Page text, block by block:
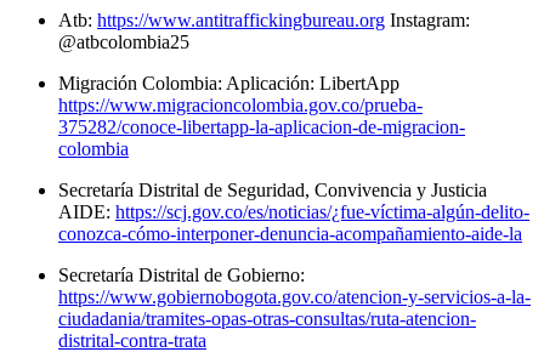
Atb: https://www.antitraffickingbureau.org Instagram:
@atbcolombia25
Migración Colombia: Aplicación: LibertApp
https://www.migracioncolombia.gov.co/prueba-
375282/conoce-libertapp-la-aplicacion-de-migracion-
colombia
Secretaría Distrital de Seguridad, Convivencia y Justicia
AIDE: https://scj.gov.co/es/noticias/¿fue-víctima-algún-delito-
conozca-cómo-interponer-denuncia-acompañamiento-aide-la
Secretaría Distrital de Gobierno:
https://www.gobiernobogota.gov.co/atencion-y-servicios-a-la-
ciudadania/tramites-opas-otras-consultas/ruta-atencion-
distrital-contra-trata